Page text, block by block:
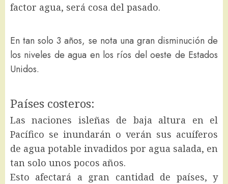
factor agua, será cosa del pasado.
En tan solo 3 años, se nota una gran disminución de
los niveles de agua en los ríos del oeste de Estados
Unidos.
Países costeros:
Las naciones isleñas de baja altura en el
Pacífico se inundarán o verán sus acuíferos
de agua potable invadidos por agua salada, en
tan solo unos pocos años.
Esto afectará a gran cantidad de países, y